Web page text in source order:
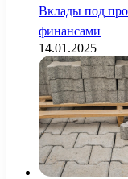
Вклады под
финансами
14.01.2025